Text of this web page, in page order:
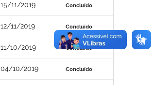
15/11/2019 Concluído
12/11/2019 Concluído
11/10/2019 Concluído
04/10/2019 Concluído